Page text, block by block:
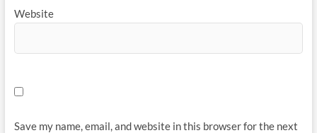
Website
Save my name, email, and website in this browser for the next